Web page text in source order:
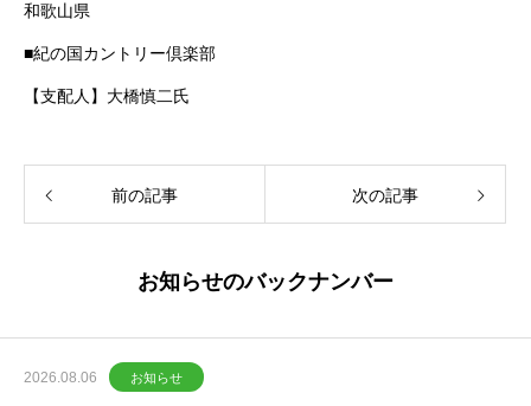
和歌山県
■紀の国カントリー倶楽部
【支配人】大橋慎二氏
前の記事 次の記事
お知らせのバックナンバー
2026.08.06 お知らせ